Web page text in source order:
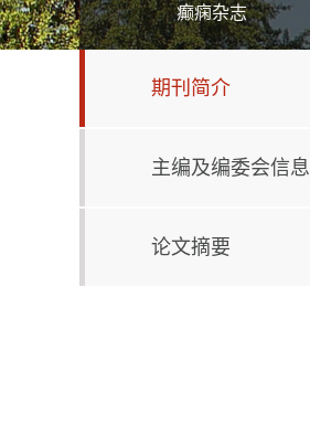
癫痫杂志
期刊简介
主编及编委会信息
论文摘要